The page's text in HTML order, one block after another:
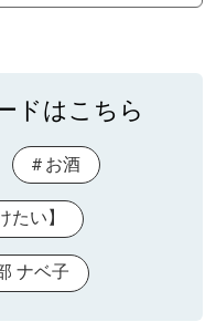
ドはこちら
お酒
たい】
ナベ子